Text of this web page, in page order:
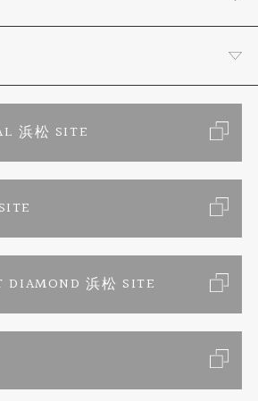
鹸
ンネル
浜松 SITE
DIAMOND 浜松 SITE